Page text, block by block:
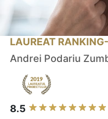
LAUREAT
Andrei Podariu
8.5